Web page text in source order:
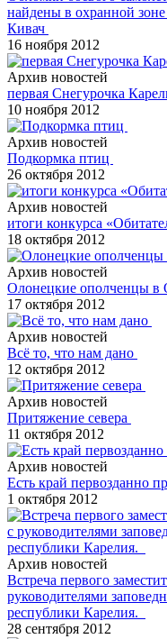
найдены в охранной зоне
Кивач
16 ноября 2012
Архив новостей
первая Снегурочка
10 ноября 2012
Архив новостей
Подкормка птиц
26 октября 2012
Архив новостей
итоги конкурса
18 октября 2012
Архив новостей
Олонецкие ополченцы в
17 октября 2012
Архив новостей
Всё то, что нам дано
12 октября 2012
Архив новостей
Притяжение севера
11 октября 2012
Архив новостей
Есть край первозданно
1 октября 2012
Архив новостей
Встреча первого
руководителями
республики Карелия.
28 сентября 2012